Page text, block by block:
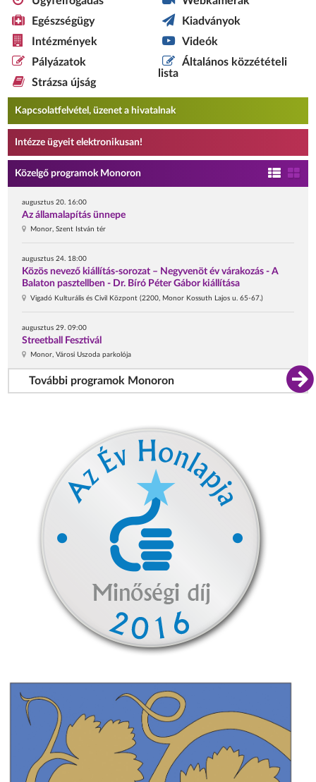
Egészségügy
Intézmények
Pályázatok
Strázsa újság
Kiadványok
Videók
Általános közzétételi
lista
Kapcsolatfelvétel, üzenet a hivatalnak
Intézze ügyeit elektronikusan!
Közelgő programok Monoron
augusztus 20. 16:00
Az államalapítás ünnepe
Monor, Szent István tér
augusztus 24. 18:00
Közös nevező kiállítás-sorozat – Negyvenöt év várakozás - A
Balaton pasztellben - Dr. Bíró Péter Gábor kiállítása
Vigadó Kulturális és Civil Központ (2200, Monor Kossuth Lajos u. 65-67.)
augusztus 29. 09:00
Streetball Fesztivál
Monor, Városi Uszoda parkolója
További programok Monoron